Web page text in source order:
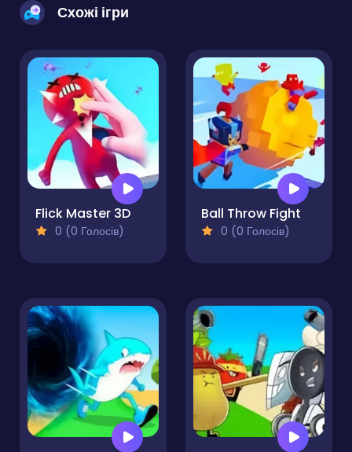
Схожі ігри
Flick Master 3D
0 (0 Голосів)
Ball Throw Fight
0 (0 Голосів)